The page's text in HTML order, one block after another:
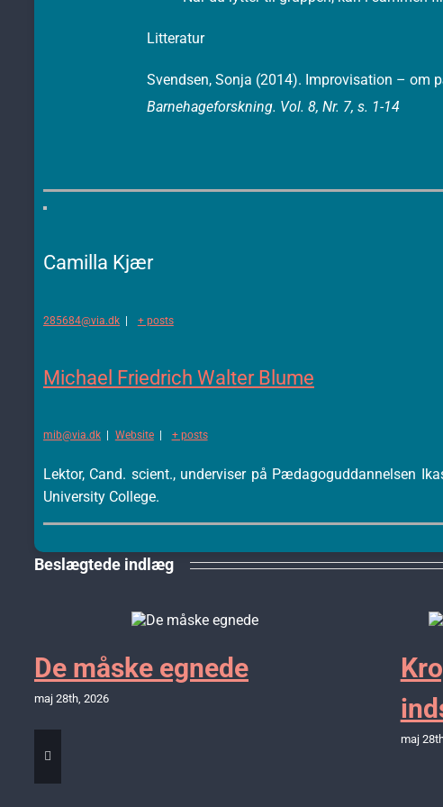
Litteratur
Svendsen, Sonja (2014). Improvisation – om
Barnehageforskning. Vol. 8, Nr. 7, s. 1-14
Camilla Kjær
285684@via.dk | + posts
Michael Friedrich Walter Blume
mib@via.dk Website + posts
Lektor, Cand. scient., underviser på Pædagoguddannelsen
University College.
Beslægtede indlæg
De måske egnede
maj 28th, 2026
maj